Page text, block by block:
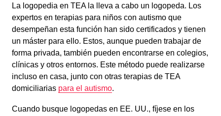
La logopedia en TEA la lleva a cabo un logopeda. Los
expertos en terapias para niños con autismo que
desempeñan esta función han sido certificados y tienen
un máster para ello. Estos, aunque pueden trabajar de
forma privada, también pueden encontrarse en colegios,
clínicas y otros entornos. Este método puede realizarse
incluso en casa, junto con otras terapias de TEA
domiciliarias para el autismo.
Cuando busque logopedas en EE. UU., fíjese en los